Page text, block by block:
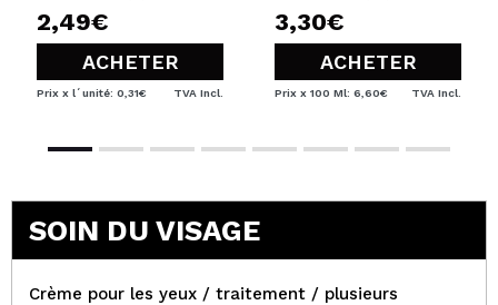
2,49€
ACHETER
Prix x l´unité: 0,31€ TVA Incl.
3,30€
ACHETER
Prix x 100 Ml: 6,60€ TVA Incl.
SOIN DU VISAGE
Crème pour les yeux / traitement / plusieurs